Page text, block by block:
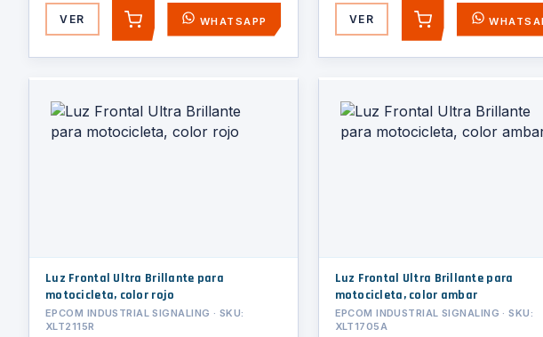
VER AGREGARWHATSAPP VER AGREGAR
Luz Frontal Ultra Brillante para
motocicleta, color rojo
EPCOM INDUSTRIAL SIGNALING · SKU:
XLT2115R
Luz Frontal Ultra Brillante para
motocicleta, color ambar
EPCOM INDUSTRIAL SIGNALING · SKU:
XLT1705A